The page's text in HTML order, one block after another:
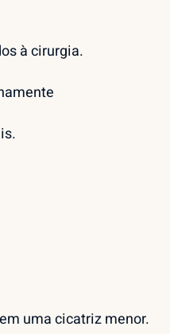
à cirurgia.
uma cicatriz menor.